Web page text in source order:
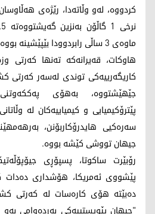
ماوەی 3 ساڵی رابردوودا بێپێشینە بووە.
هاوکات، قەیرانەکە تەنها کەرتی
کاریگەرییەکی توندی لەسەر کەرتی
جێهێشتووە، بەهۆی
پێترۆکیمیایی و کیمیاییەکان لە
سەرەکیی هایدرۆکاربۆنن،
جیهان تووشی کێشە بووە.
رۆبێرت ساکوتا، پسپۆڕی
پێشووی ئەمریکا، هۆشداری دەدات
دەبێتە هۆی کارەسات لە کەرتی